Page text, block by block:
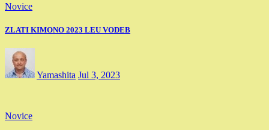
Novice
ZLATI KIMONO 2023 LEU VODEB
Yamashita Jul 3, 2023
Novice